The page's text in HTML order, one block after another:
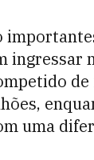
ingressar
uma